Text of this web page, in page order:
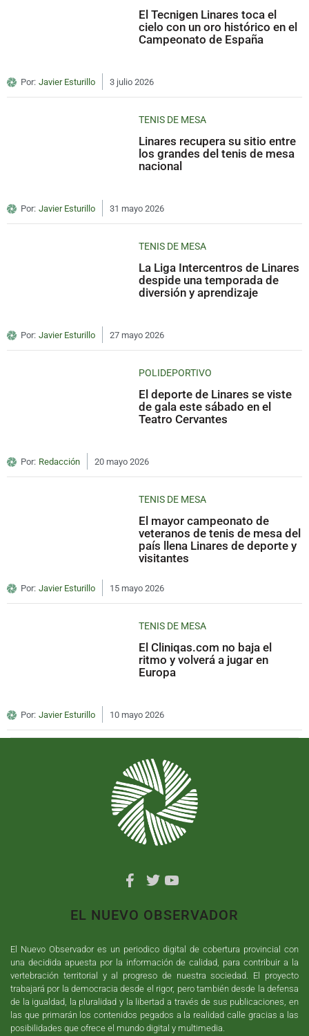
El Tecnigen Linares toca el
cielo con un oro histórico en el
Campeonato de España
Por: Javier Esturillo 3 julio 2026
TENIS DE MESA
Linares recupera su sitio entre
los grandes del tenis de mesa
nacional
Por: Javier Esturillo 31 mayo 2026
TENIS DE MESA
La Liga Intercentros de Linares
despide una temporada de
diversión y aprendizaje
Por: Javier Esturillo 27 mayo 2026
POLIDEPORTIVO
El deporte de Linares se viste
de gala este sábado en el
Teatro Cervantes
Por: Redacción 20 mayo 2026
TENIS DE MESA
El mayor campeonato de
veteranos de tenis de mesa del
país llena Linares de deporte y
visitantes
Por: Javier Esturillo 15 mayo 2026
TENIS DE MESA
El Cliniqas.com no baja el
ritmo y volverá a jugar en
Europa
Por: Javier Esturillo 10 mayo 2026
EL NUEVO OBSERVADOR
El Nuevo Observador es un periodico digital de cobertura provincial con
una decidida apuesta por la información de calidad, para contribuir a la
vertebración territorial y al progreso de nuestra sociedad. El proyecto
trabajará por la democracia desde el rigor, pero también desde la defensa
de la igualdad, la pluralidad y la libertad a través de sus publicaciones, en
las que primarán los contenidos pegados a la realidad calle gracias a las
posibilidades que ofrece el mundo digital y multimedia.